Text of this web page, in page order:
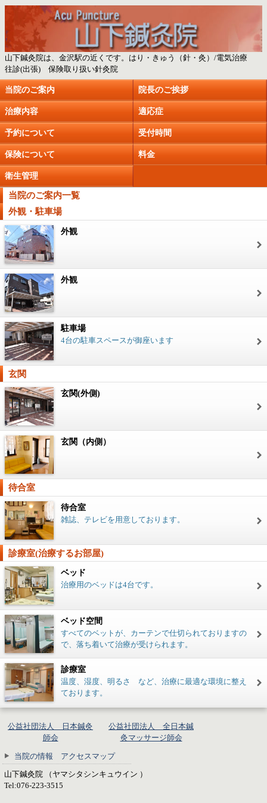
山下鍼灸院は、金沢駅の近くです。はり・きゅう（針・灸）/電気治療
往診(出張) 保険取り扱い針灸院
当院のご案内 院長のご挨拶
治療内容 適応症
予約について 受付時間
保険について 料金
衛生管理
当院のご案内一覧
外観・駐車場
外観
外観
駐車場
4台の駐車スペースが御座います
玄関
玄関(外側)
玄関（内側）
待合室
待合室
雑誌、テレビを用意しております。
診療室(治療するお部屋)
ベッド
治療用のベッドは4台です。
ベッド空間
すべてのベットが、カーテンで仕切られておりますの
で、落ち着いて治療が受けられます。
診療室
温度、湿度、明るさ など、治療に最適な環境に整え
ております。
公益社団法人 日本鍼灸
師会
公益社団法人 全日本鍼
灸マッサージ師会
当院の情報 アクセスマップ
山下鍼灸院 （ヤマシタシンキュウイン ）
Tel:076-223-3515